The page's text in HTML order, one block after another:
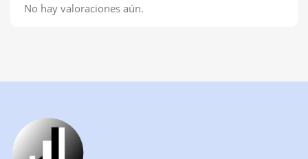
No hay valoraciones aún.